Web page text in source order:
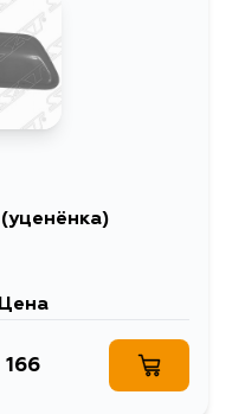
(уценёнка)
Цена
166